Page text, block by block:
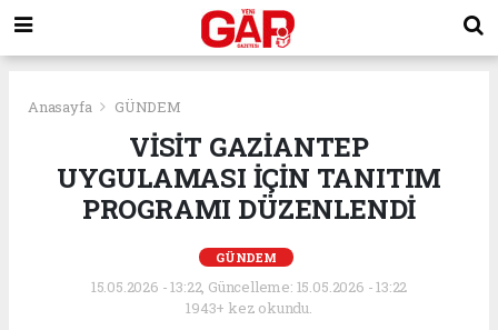
Anasayfa GÜNDEM
VİSİT GAZİANTEP
UYGULAMASI İÇİN TANITIM
PROGRAMI DÜZENLENDİ
GÜNDEM
15.05.2026 - 13:22, Güncelleme: 15.05.2026 - 13:22
1943+ kez okundu.